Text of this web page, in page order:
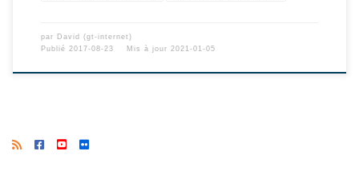
par David (gt-internet)
Publié 2017-08-23 Mis à jour 2021-01-05